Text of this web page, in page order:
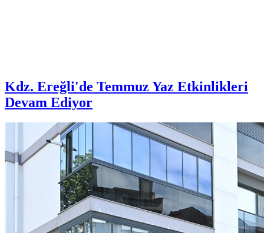
Kdz. Ereğli'de Temmuz Yaz Etkinlikleri
Devam Ediyor